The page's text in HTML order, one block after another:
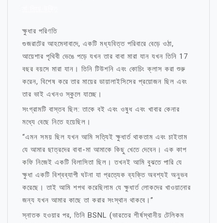
ক্ষুধার পরিণতি
গুজরাটের আহমেদাবাদে, একটি মধ্যবিত্ত পরিবারে বেড়ে ওঠা,
আয়েশার পৃথিবী ভেঙে পড়ে যখন তার বাবা মারা যান যখন তিনি 17
বছর বয়সে মারা যান। তিনি টিউশনি এবং কোচিং ক্লাস করা শুরু
করেন, বিশেষ করে তার মায়ের ডায়ালাইসিসের প্রয়োজন ছিল এবং
তার ভাই এখনও স্কুলে যাচ্ছে।
সংগ্রামটি বাস্তব ছিল: তাকে বই এবং ওষুধ এবং খাবার কেনার
মধ্যে বেছে নিতে হয়েছিল।
“এমন সময় ছিল যখন আমি সত্যিই ক্ষুধার্ত থাকতাম এবং চাইতাম
যে আমার ছাত্রদের বাবা-মা আমাকে কিছু খেতে দেবেন। এক কাপ
কফি নিজেই একটি বিলাসিতা ছিল। তখনই আমি বুঝতে পারি যে
ক্ষুধা একটি বিশ্বব্যাপী ঘটনা যা প্রত্যেক ব্যক্তি অবশ্যই অনুভব
করেছে। তাই আমি শপথ করেছিলাম যে ক্ষুধার্ত লোকদের খাওয়ানোর
জন্য যখন আমার কাছে তা করার সংস্থান থাকবে।”
স্নাতক হওয়ার পর, তিনি BSNL (ভারতের শীর্ষস্থানীয় টেলিকম